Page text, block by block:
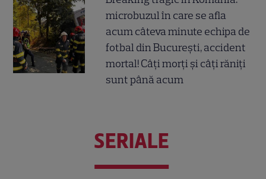
microbuzul în care se afla
acum câteva minute echipa de
fotbal din București, accident
mortal! Câți morți și câți răniți
sunt până acum
SERIALE